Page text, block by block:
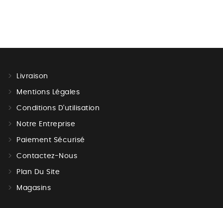
Livraison
Mentions Légales
Conditions D'utilisation
Notre Entreprise
Paiement Sécurisé
Contactez-Nous
Plan Du Site
Magasins